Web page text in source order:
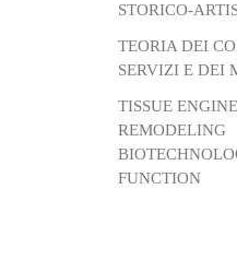
STORICO-
TEORIA DEI
SERVIZI E DEI
TISSUE
REMODELING
FUNCTION